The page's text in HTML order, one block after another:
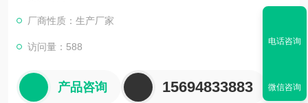
需要充分摇匀，以确保防冻液均匀分布在地暖系统中；其次，防
冻液的添加量要适当，过多或过少都会影响防冻效果；最后，在
使用过程中，要定期检查防冻液的
厂商性质：生产厂家
访问量：588
产品咨询 15694833883
电话咨询
微信咨询